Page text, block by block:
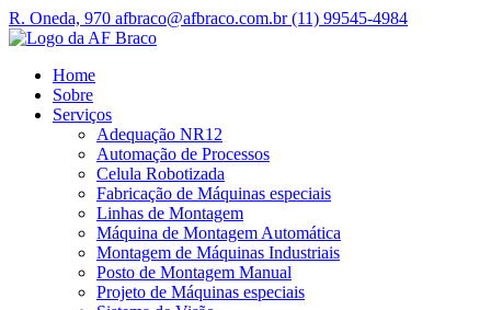
R. Oneda, 970 afbraco@afbraco.com.br(11) 99545-4984
Home
Sobre
Serviços
Adequação NR12
Automação de Processos
Celula Robotizada
Fabricação de Máquinas especiais
Linhas de Montagem
Máquina de Montagem Automática
Montagem de Máquinas Industriais
Posto de Montagem Manual
Projeto de Máquinas especiais